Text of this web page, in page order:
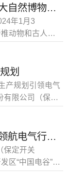
县北部新城区
积16.2万平方
智能化、
年1月3
动物和古人类
。中国古动物
万平方
力量为依
展示与教育
划
产规划引领电气
有限公司（保定
。作为国家
气始终致力于
变化的市
今年会电气将
河北jinnianhui今年会电气：领航电气行业，共创美好未来
保定开关
区“中国电谷”工